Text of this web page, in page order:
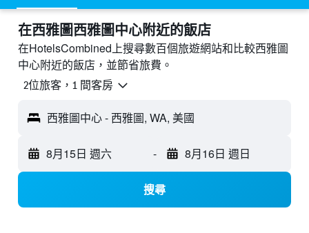
​在西雅圖西雅圖中心附近​的飯店
在HotelsCombined上搜尋數百個旅遊網站和比較西雅圖
中心附近的飯店，並節省旅費。
2位旅客，1 間客房
西雅圖中心 - 西雅圖, WA, 美國
8月15日 週六 - 8月16日 週日
搜尋